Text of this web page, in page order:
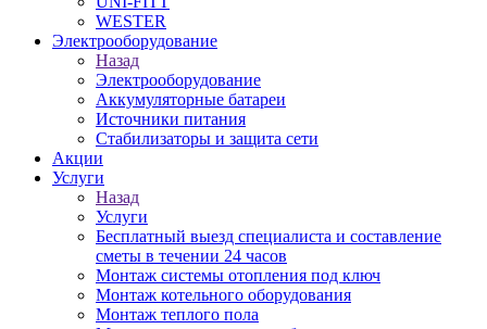
WESTER
Электрооборудование
Назад
Электрооборудование
Аккумуляторные батареи
Источники питания
Стабилизаторы и защита сети
Акции
Услуги
Назад
Услуги
Бесплатный выезд специалиста и составление
сметы в течении 24 часов
Монтаж системы отопления под ключ
Монтаж котельного оборудования
Монтаж теплого пола